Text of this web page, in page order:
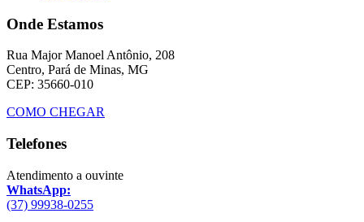
Onde Estamos
Rua Major Manoel Antônio, 208
Centro, Pará de Minas, MG
CEP: 35660-010
COMO CHEGAR
Telefones
Atendimento a ouvinte
WhatsApp:
(37) 99938-0255